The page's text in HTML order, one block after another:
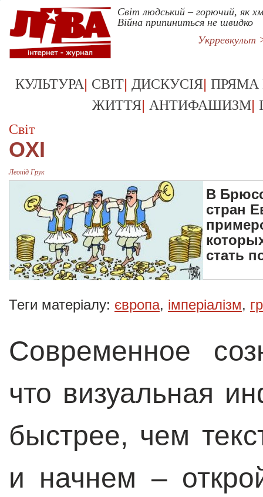
Світ людський – горючий, як
Війна припиниться не швидко
Укрревкульт
КУЛЬТУРА| СВІТ| ДИСКУСІЯ| ПРЯМА
ЖИТТЯ| АНТИФАШИЗМ|
Світ
OXI
Леонiд Грук
В
стран
стать
Теги матеріалу: європа, імперіалізм,
Современное
что визуальная
быстрее, чем
и начнем –